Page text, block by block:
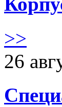
>>
26